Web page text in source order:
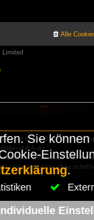
Alle
Limited
auf dieser Seite finanzieren
durch die
zu LaserFreak habt
und dürfen nicht ohne
Sie können
.